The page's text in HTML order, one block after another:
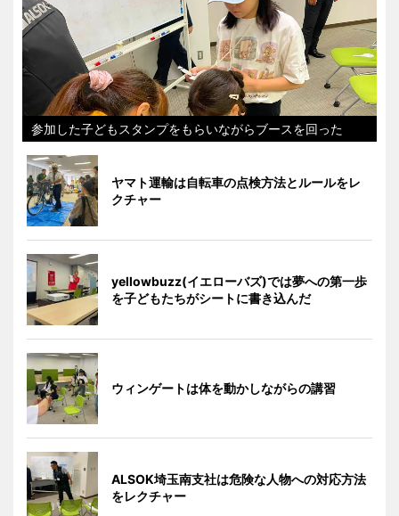
参加した子どもスタンプをもらいながらブースを回った
ヤマト運輸は自転車の点検方法とルールをレ
クチャー
yellowbuzz(イエローバズ)では夢への第一歩
を子どもたちがシートに書き込んだ
ウィンゲートは体を動かしながらの講習
ALSOK埼玉南支社は危険な人物への対応方法
をレクチャー